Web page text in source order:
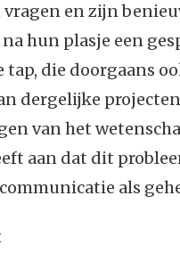
en zijn
hun plasje een
die doorgaans
dergelijke
van het
aan dat dit
als